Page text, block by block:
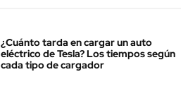
¿Cuánto tarda en cargar un auto
eléctrico de Tesla? Los tiempos según
cada tipo de cargador